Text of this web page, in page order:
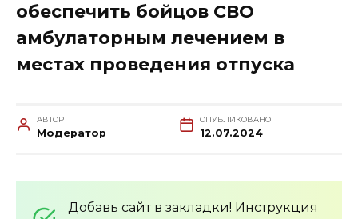
обеспечить бойцов СВО
амбулаторным лечением в
местах проведения отпуска
АВТОР
Модератор
ОПУБЛИКОВАНО
12.07.2024
Добавь сайт в закладки! Инструкция